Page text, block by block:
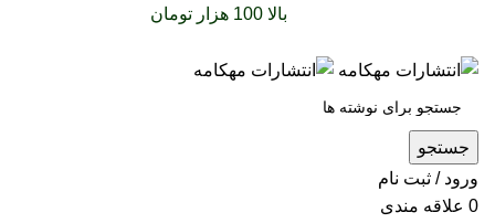
بالا 100 هزار تومان
جستجو
ورود / ثبت نام
0 علاقه مندی